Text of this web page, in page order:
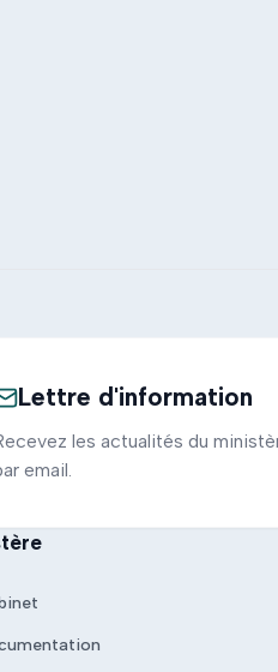
Lettre d'information
les actualités du
email.